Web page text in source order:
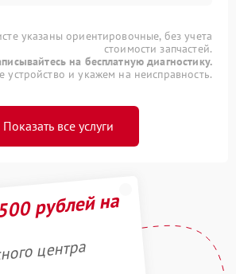
указаны ориентировочные, без учета
стоимости запчастей.
на бесплатную диагностику.
и укажем на неисправность.
Показать все услуги
рублей на
центра